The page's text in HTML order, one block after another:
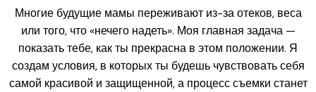
Многие будущие мамы переживают из-за отеков, веса
или того, что «нечего надеть». Моя главная задача —
показать тебе, как ты прекрасна в этом положении. Я
создам условия, в которых ты будешь чувствовать себя
самой красивой и защищенной, а процесс съемки станет